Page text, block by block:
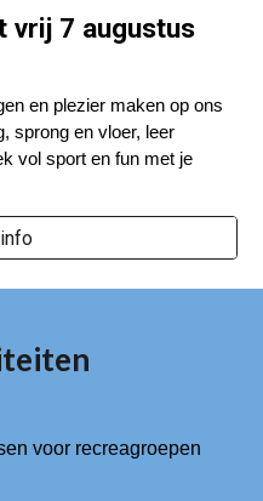
vrij 7 augustus
en plezier maken op ons
sprong en vloer, leer
vol sport en fun met je
voor recreagroepen